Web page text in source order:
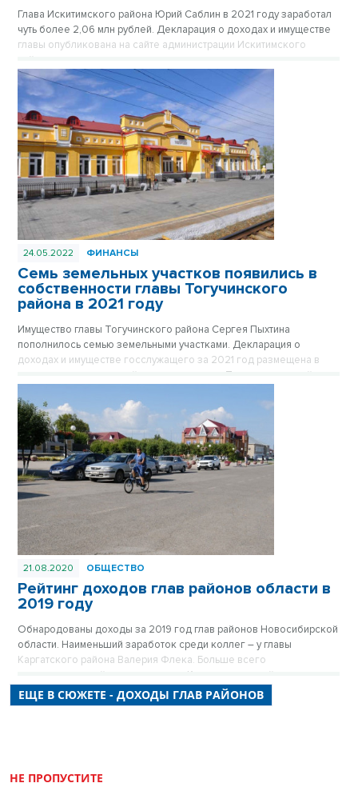
Глава Искитимского района Юрий Саблин в 2021 году заработал
чуть более 2,06 млн рублей. Декларация о доходах и имуществе
главы опубликована на сайте администрации Искитимского
24.05.2022 ФИНАНСЫ
Семь земельных участков появились в
собственности главы Тогучинского
района в 2021 году
Имущество главы Тогучинского района Сергея Пыхтина
пополнилось семью земельными участками. Декларация о
доходах и имуществе госслужащего за 2021 год размещена в
открытом доступе на сайте администрации Тогучинского района.
21.08.2020 ОБЩЕСТВО
Рейтинг доходов глав районов области в
2019 году
Обнародованы доходы за 2019 год глав районов Новосибирской
области. Наименьший заработок среди коллег – у главы
Каргатского района Валерия Флека. Больше всего
декларированный доход – у главы Карасукского района
Александра Гофмана. Рейтинг доходов глав районов за 2019 год
– в материале VN.ru.
ЕЩЕ В СЮЖЕТЕ - ДОХОДЫ ГЛАВ РАЙОНОВ
НЕ ПРОПУСТИТЕ